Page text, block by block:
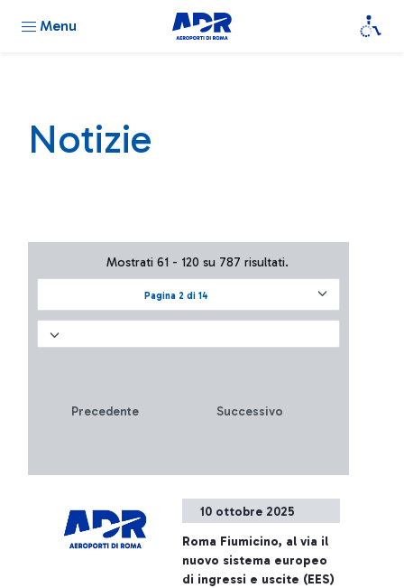
Menu
Notizie
Pagina 2 di 14
Mostrati 61 - 120 su 787 risultati.
Precedente Successivo
10 ottobre 2025
Roma Fiumicino, al via il
nuovo sistema europeo
di ingressi e uscite (EES)